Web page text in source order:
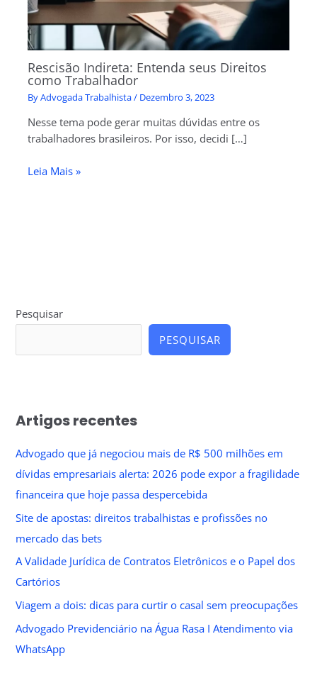
Rescisão Indireta: Entenda seus Direitos
como Trabalhador
ByAdvogada Trabalhista/ Dezembro 3, 2023
Nesse tema pode gerar muitas dúvidas entre os
trabalhadores brasileiros. Por isso, decidi […]
Leia Mais »
Pesquisar
PESQUISAR
Artigos recentes
Advogado que já negociou mais de R$ 500 milhões em
dívidas empresariais alerta: 2026 pode expor a fragilidade
financeira que hoje passa despercebida
Site de apostas: direitos trabalhistas e profissões no
mercado das bets
A Validade Jurídica de Contratos Eletrônicos e o Papel dos
Cartórios
Viagem a dois: dicas para curtir o casal sem preocupações
Advogado Previdenciário na Água Rasa I Atendimento via
WhatsApp